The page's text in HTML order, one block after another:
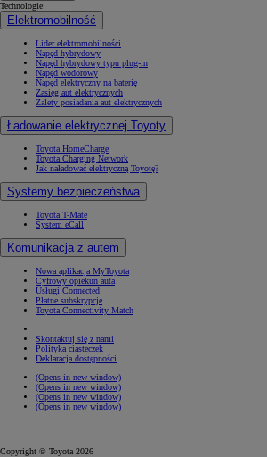
Technologie
Elektromobilność
Lider elektromobilności
Napęd hybrydowy
Napęd hybrydowy typu plug-in
Napęd wodorowy
Napęd elektryczny na baterię
Zasięg aut elektrycznych
Zalety posiadania aut elektrycznych
Ładowanie elektrycznej Toyoty
Toyota HomeCharge
Toyota Charging Network
Jak naładować elektryczną Toyotę?
Systemy bezpieczeństwa
Toyota T-Mate
System eCall
Komunikacja z autem
Nowa aplikacja MyToyota
Cyfrowy opiekun auta
Usługi Connected
Płatne subskrypcje
Toyota Connectivity Match
Skontaktuj się z nami
Polityka ciasteczek
Deklaracja dostępności
(Opens in new window)
(Opens in new window)
(Opens in new window)
(Opens in new window)
Copyright © Toyota 2026